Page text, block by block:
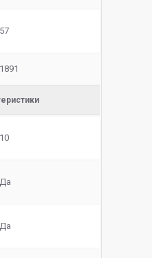
57
1891
10
Да
Да